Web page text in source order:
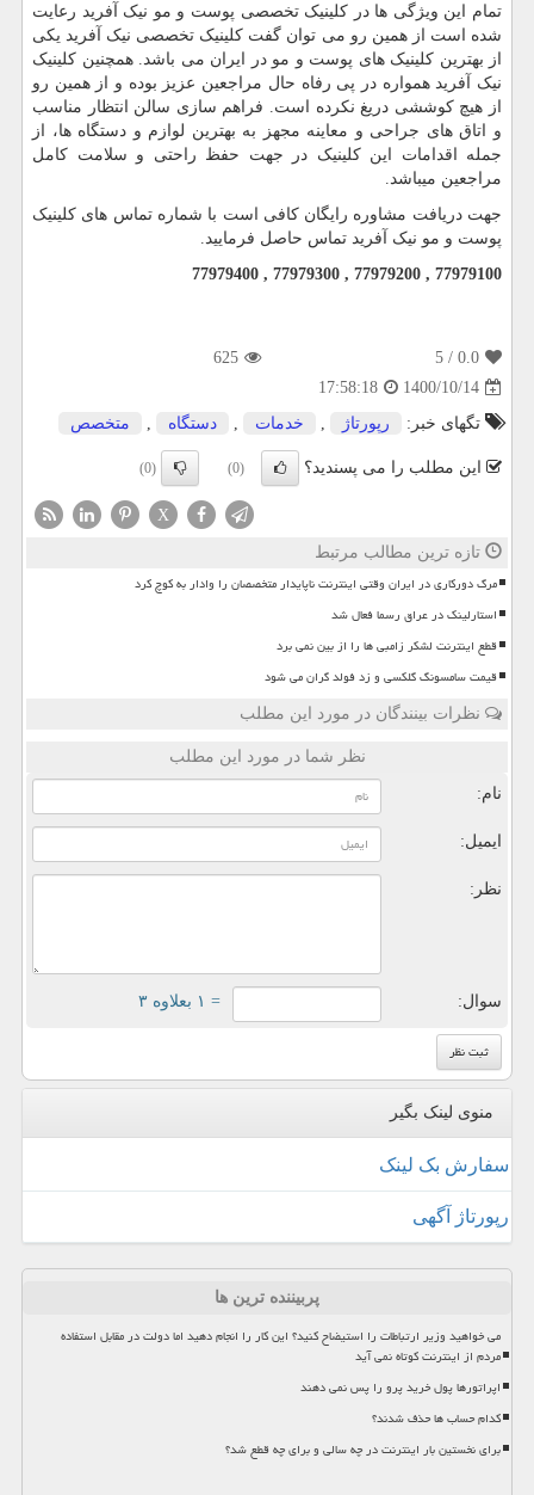
تمام این ویژگی ها در کلینیک تخصصی پوست و مو نیک آفرید رعایت
شده است از همین رو می توان گفت کلینیک تخصصی نیک آفرید یکی
از بهترین کلینیک های پوست و مو در ایران می باشد. همچنین کلینیک
نیک آفرید همواره در پی رفاه حال مراجعین عزیز بوده و از همین رو
از هیچ کوششی دریغ نکرده است. فراهم سازی سالن انتظار مناسب
و اتاق های جراحی و معاینه مجهز به بهترین لوازم و دستگاه ها، از
جمله اقدامات این کلینیک در جهت حفظ راحتی و سلامت کامل
مراجعین میباشد.
جهت دریافت مشاوره رایگان کافی است با شماره تماس های کلینیک
پوست و مو نیک آفرید تماس حاصل فرمایید.
77979400 , 77979300 , 77979200 , 77979100
0.0
/ 5
625
1400/10/14
17:58:18
تگهای خبر:
رپورتاژ , خدمات , دستگاه , متخصص
این مطلب را می پسندید؟ (0)
(0)
X
تازه ترین مطالب مرتبط
مرگ دورکاری در ایران وقتی اینترنت ناپایدار متخصصان را وادار به کوچ کرد
استارلینک در عراق رسما فعال شد
قطع اینترنت لشکر زامبی ها را از بین نمی برد
قیمت سامسونگ گلکسی و زد فولد گران می شود
نظرات بینندگان در مورد این مطلب
نظر شما در مورد این مطلب
نام:
ایمیل:
نظر:
سوال: = ۱ بعلاوه ۳
منوی لینک بگیر
سفارش بک لینک
رپورتاژ آگهی
پربیننده ترین ها
می خواهید وزیر ارتباطات را استیضاح کنید؟ این کار را انجام دهید اما دولت در مقابل استفاده
مردم از اینترنت کوتاه نمی آید
اپراتورها پول خرید پرو را پس نمی دهند
کدام حساب ها حذف شدند؟
برای نخستین بار اینترنت در چه سالی و برای چه قطع شد؟